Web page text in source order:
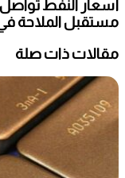
أسعار النفط
مستقبل الملاحة
مقالات ذات صلة